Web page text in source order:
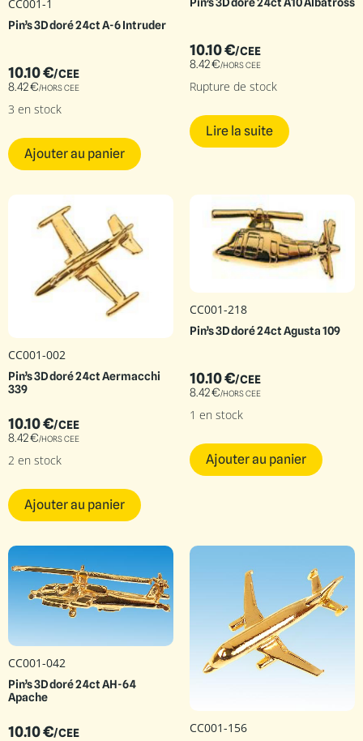
CC001-1
Pin’s 3D doré 24ct A-6 Intruder
10.10€/CEE
8.42€/HORS CEE
3 en stock
Ajouter au panier
10.10€/CEE
8.42€/HORS CEE
Rupture de stock
Lire la suite
CC001-002
Pin’s 3D doré 24ct Aermacchi
339
10.10€/CEE
8.42€/HORS CEE
2 en stock
Ajouter au panier
CC001-218
Pin’s 3D doré 24ct Agusta 109
10.10€/CEE
8.42€/HORS CEE
1 en stock
Ajouter au panier
CC001-042
Pin’s 3D doré 24ct AH-64
Apache
10.10€/CEE
CC001-156